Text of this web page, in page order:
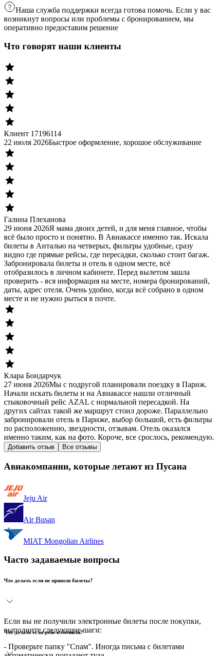
Наша служба поддержки всегда готова помочь. Если у вас
возникнут вопросы или проблемы с бронированием, мы
оперативно предоставим решение
Что говорят наши клиенты
Клиент 17196114
22 июля 2026Быстрое оформление, хорошое обслуживание
Галина Плеханова
29 июня 2026Я мама двоих детей, и для меня главное, чтобы
всё было просто и понятно. В Авиакассе именно так. Искала
билеты в Анталью на четверых, фильтры удобные, сразу
видно где прямые рейсы, где пересадки, сколько стоит багаж.
Забронировала билеты и отель в одном месте, всё
отобразилось в личном кабинете. Перед вылетом зашла
проверить - вся информация на месте, номера бронирований,
даты, адрес отеля. Очень удобно, когда всё собрано в одном
месте и не нужно рыться в почте.
Клара Бондарчук
27 июня 2026Мы с подругой планировали поездку в Париж.
Начали искать билеты и на Авиакассе нашли отличный
стыковочный рейс AZAL с нормальной пересадкой. На
других сайтах такой же маршрут стоил дороже. Параллельно
забронировали отель в Париже, выбор большой, есть фильтры
по расположению, звездности, отзывам. Отель оказался
именно таким, как на фото. Короче, все срослось, рекомендую.
Добавить отзыв Все отзывы
Авиакомпании, которые летают из Пусана
Jeju Air
Air Busan
MIAT Mongolian Airlines
Часто задаваемые вопросы
Что делать если не пришли билеты?
Если вы не получили электронные билеты после покупки,
выполните следующие шаги:
- Проверьте папку "Спам". Иногда письма с билетами
Что делать если рейс отменили?